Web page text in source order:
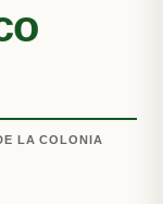
LA COLONIA